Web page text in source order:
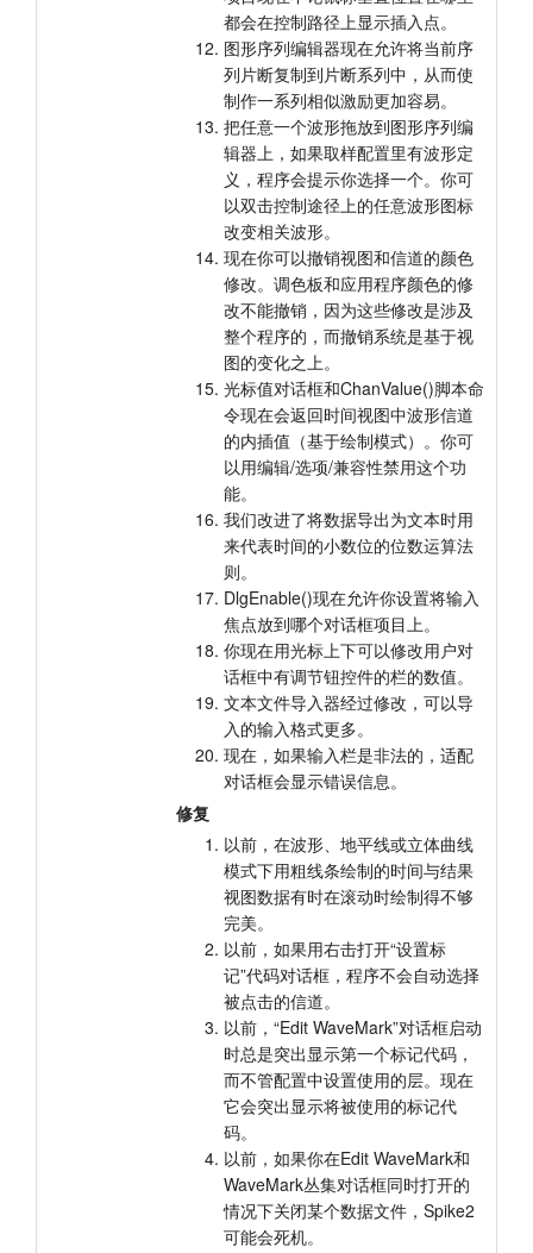
都会在控制路径上显示插入点。
图形序列编辑器现在允许将当前序
列片断复制到片断系列中，从而使
制作一系列相似激励更加容易。
把任意一个波形拖放到图形序列编
辑器上，如果取样配置里有波形定
义，程序会提示你选择一个。你可
以双击控制途径上的任意波形图标
改变相关波形。
现在你可以撤销视图和信道的颜色
修改。调色板和应用程序颜色的修
改不能撤销，因为这些修改是涉及
整个程序的，而撤销系统是基于视
图的变化之上。
光标值对话框和ChanValue()脚本命
令现在会返回时间视图中波形信道
的内插值（基于绘制模式）。你可
以用编辑/选项/兼容性禁用这个功
能。
我们改进了将数据导出为文本时用
来代表时间的小数位的位数运算法
则。
DlgEnable()现在允许你设置将输入
焦点放到哪个对话框项目上。
你现在用光标上下可以修改用户对
话框中有调节钮控件的栏的数值。
文本文件导入器经过修改，可以导
入的输入格式更多。
现在，如果输入栏是非法的，适配
对话框会显示错误信息。
修复
以前，在波形、地平线或立体曲线
模式下用粗线条绘制的时间与结果
视图数据有时在滚动时绘制得不够
完美。
以前，如果用右击打开“设置标
记”代码对话框，程序不会自动选择
被点击的信道。
以前，“Edit WaveMark”对话框启动
时总是突出显示第一个标记代码，
而不管配置中设置使用的层。现在
它会突出显示将被使用的标记代
码。
以前，如果你在Edit WaveMark和
WaveMark丛集对话框同时打开的
情况下关闭某个数据文件，Spike2
可能会死机。